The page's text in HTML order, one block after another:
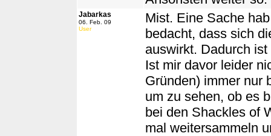
Jabarkas
06. Feb. 09
User
Mist. Eine Sache
bedacht, dass sich
auswirkt. Dadurch
Ist mir davor leider
Gründen) immer nur
um zu sehen, ob es
bei den Shackles of
mal weitersammeln